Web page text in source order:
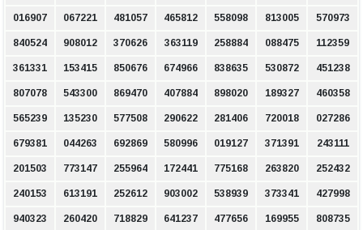
016907 067221 481057 465812 558098 813005 570973
840524 908012 370626 363119 258884 088475 112359
361331 153415 850676 674966 838635 530872 451238
807078 543300 869470 407884 898020 189327 460358
565239 135230 577508 290622 281406 720018 027286
679381 044263 692869 580996 019127 371391 243111
201503 773147 255964 172441 775168 263820 252432
240153 613191 252612 903002 538939 373341 427998
940323 260420 718829 641237 477656 169955 808735